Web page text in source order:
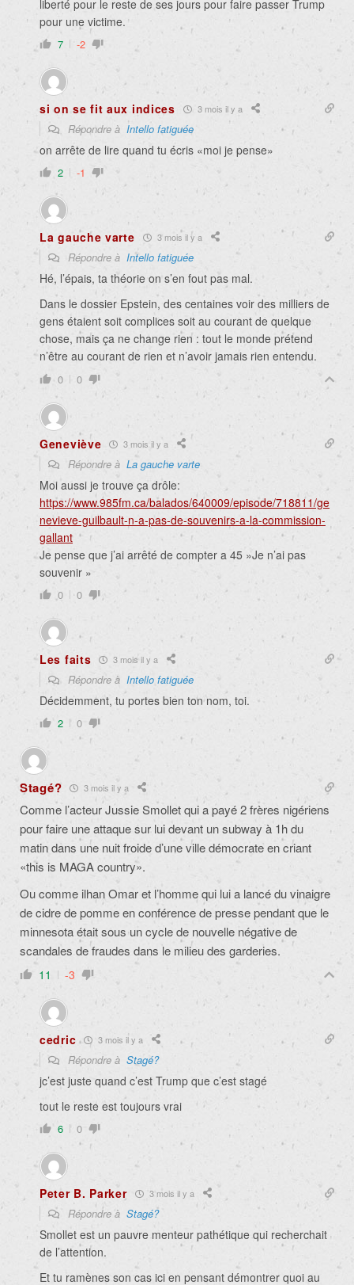
liberté pour le reste de ses jours pour faire passer Trump
pour une victime.
7 -2
si on se fit aux indices 3 mois il y a
Répondre à Intello fatiguée
on arrête de lire quand tu écris «moi je pense»
2 -1
La gauche varte 3 mois il y a
Répondre à Intello fatiguée
Hé, l’épais, ta théorie on s’en fout pas mal.
Dans le dossier Epstein, des centaines voir des milliers de
gens étaient soit complices soit au courant de quelque
chose, mais ça ne change rien : tout le monde prétend
n’être au courant de rien et n’avoir jamais rien entendu.
0 0
Geneviève 3 mois il y a
Répondre à La gauche varte
Moi aussi je trouve ça drôle:
https://www.985fm.ca/balados/640009/episode/718811/ge
nevieve-guilbault-n-a-pas-de-souvenirs-a-la-commission-
gallant
Je pense que j’ai arrêté de compter a 45 »Je n’ai pas
souvenir »
0 0
Les faits 3 mois il y a
Répondre à Intello fatiguée
Décidemment, tu portes bien ton nom, toi.
2 0
Stagé? 3 mois il y a
Comme l’acteur Jussie Smollet qui a payé 2 frères nigériens
pour faire une attaque sur lui devant un subway à 1h du
matin dans une nuit froide d’une ville démocrate en criant
«this is MAGA country».
Ou comme ilhan Omar et l’homme qui lui a lancé du vinaigre
de cidre de pomme en conférence de presse pendant que le
minnesota était sous un cycle de nouvelle négative de
scandales de fraudes dans le milieu des garderies.
11 -3
cedric 3 mois il y a
Répondre à Stagé?
jc’est juste quand c’est Trump que c’est stagé
tout le reste est toujours vrai
6 0
Peter B. Parker 3 mois il y a
Répondre à Stagé?
Smollet est un pauvre menteur pathétique qui recherchait
de l’attention.
Et tu ramènes son cas ici en pensant démontrer quoi au